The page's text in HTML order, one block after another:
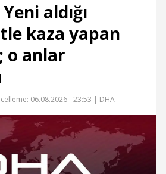
aldığı
kaza yapan
o anlar
06.08.2026 - 23:53 | DHA